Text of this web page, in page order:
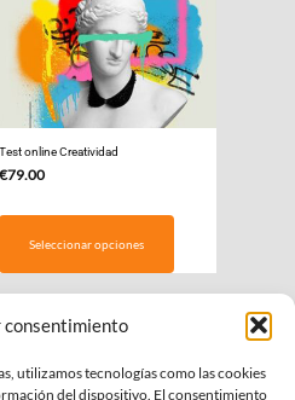
consentimiento
utilizamos tecnologías como las cookies
del dispositivo. El consentimiento
Test online Creatividad
€79.00
Seleccionar opciones
CON